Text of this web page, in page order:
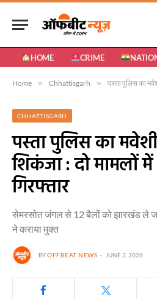
HOME CRIME
Home » Chhattisgarh » पस्ता पुलिस का मवेशी
CHHATTISGARH
पस्ता पुलिस का
शिकंजा : दो मामलों
गिरफ्तार
सेमरसोत जंगल से 12 बैलों को झारखंड ले
ने कराया मुक्त
BYOFFBEAT NEWS JUNE 2, 2026